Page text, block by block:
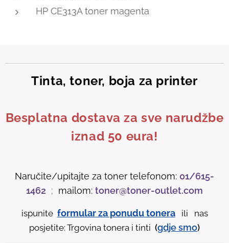
HP CE313A toner magenta
Tinta, toner, boja za printer
Besplatna dostava za sve narudžbe
iznad 50 eura!
Naručite/upitajte za toner telefonom: 01/615-
1462 ; mailom: toner@toner-outlet.com
ispunite formular za ponudu tonera
ili nas
posjetite: Trgovina tonera i tinti (gdjesmo)